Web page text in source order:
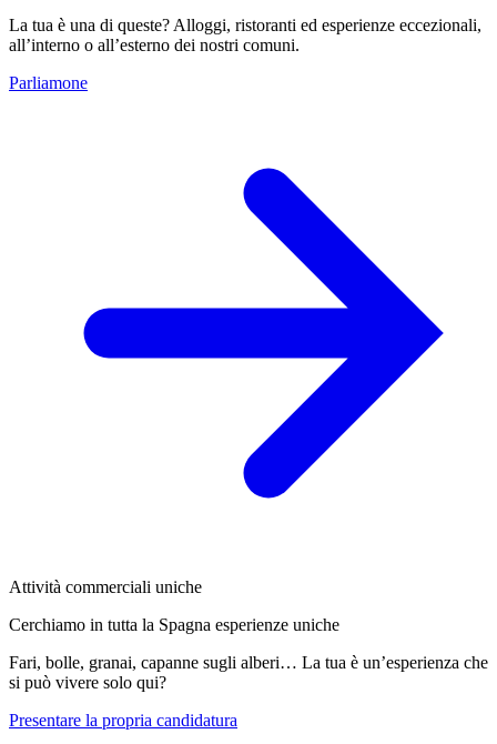
La tua è una di queste? Alloggi, ristoranti ed esperienze eccezionali,
all’interno o all’esterno dei nostri comuni.
Parliamone
Attività commerciali uniche
Cerchiamo in tutta la Spagna esperienze uniche
Fari, bolle, granai, capanne sugli alberi… La tua è un’esperienza che
si può vivere solo qui?
Presentare la propria candidatura